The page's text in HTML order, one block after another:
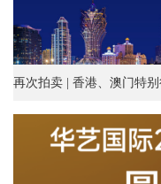
再次拍卖 | 香港、澳门特